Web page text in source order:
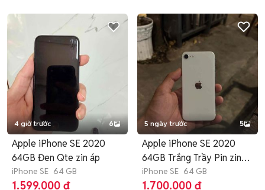
4 giờ trước 6
Apple iPhone SE 2020
64GB Đen Qte zin áp
iPhone SE 64 GB
1.599.000 đ
5 ngày trước 5
Apple iPhone SE 2020
64GB Trắng Trầy Pin zin
7x
iPhone SE 64 GB
1.700.000 đ